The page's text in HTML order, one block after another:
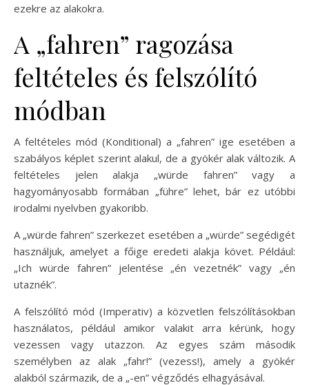
ezekre az alakokra.
A „fahren” ragozása
feltételes és felszólító
módban
A feltételes mód (Konditional) a „fahren” ige esetében a
szabályos képlet szerint alakul, de a gyökér alak változik. A
feltételes jelen alakja „würde fahren” vagy a
hagyományosabb formában „führe” lehet, bár ez utóbbi
irodalmi nyelvben gyakoribb.
A „würde fahren” szerkezet esetében a „würde” segédigét
használjuk, amelyet a főige eredeti alakja követ. Például:
„Ich würde fahren” jelentése „én vezetnék” vagy „én
utaznék”.
A felszólító mód (Imperativ) a közvetlen felszólításokban
használatos, például amikor valakit arra kérünk, hogy
vezessen vagy utazzon. Az egyes szám második
személyben az alak „fahr!” (vezess!), amely a gyökér
alakból származik, de a „-en” végződés elhagyásával.